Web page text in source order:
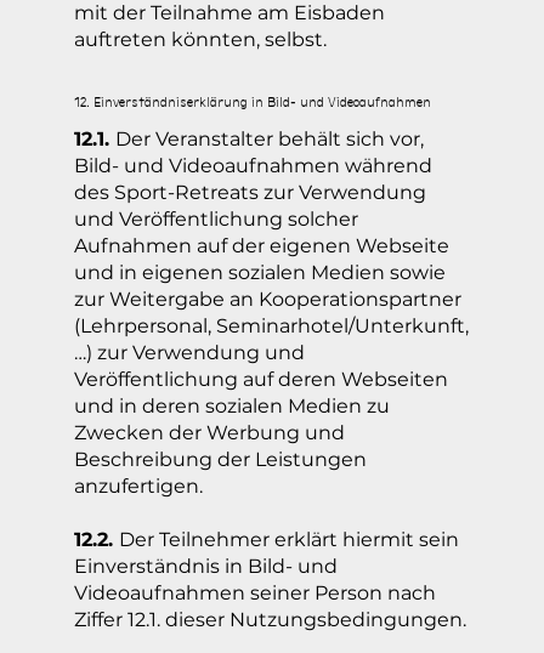
mit der Teilnahme am Eisbaden
auftreten könnten, selbst.
12. Einverständniserklärung in Bild- und Videoaufnahmen
12.1. Der Veranstalter behält sich vor,
Bild- und Videoaufnahmen während
des Sport-Retreats zur Verwendung
und Veröffentlichung solcher
Aufnahmen auf der eigenen Webseite
und in eigenen sozialen Medien sowie
zur Weitergabe an Kooperationspartner
(Lehrpersonal, Seminarhotel/Unterkunft,
…) zur Verwendung und
Veröffentlichung auf deren Webseiten
und in deren sozialen Medien zu
Zwecken der Werbung und
Beschreibung der Leistungen
anzufertigen.
12.2. Der Teilnehmer erklärt hiermit sein
Einverständnis in Bild- und
Videoaufnahmen seiner Person nach
Ziffer 12.1. dieser Nutzungsbedingungen.